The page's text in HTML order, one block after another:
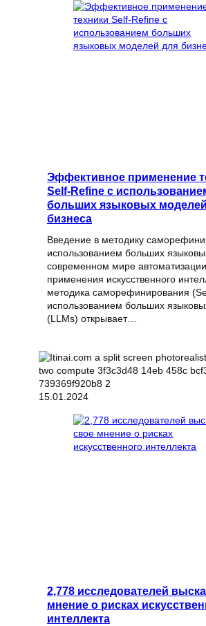
Эффективное применение
Self-Refine с
больших языковых
бизнеса
Введение в методику
использованием больших
современном мире
применения искусственного
методика саморефинирования
использованием больших
(LLMs) открывает…
15.01.2024
2,778 исследователей
мнение о рисках
интеллекта